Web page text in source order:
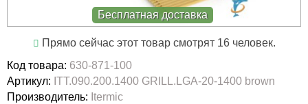
Бесплатная доставка
Прямо сейчас этот товар смотрят 16 человек.
Код товара: 630-871-100
Артикул: ITT.090.200.1400 GRILL.LGA-20-1400 brown
Производитель: Itermic